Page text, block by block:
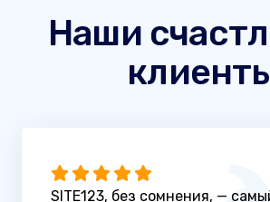
Наши
SITE123, без сомнения, —